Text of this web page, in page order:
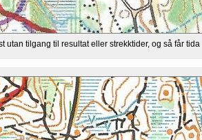
utan tilgang til resultat eller strekktider, og så får